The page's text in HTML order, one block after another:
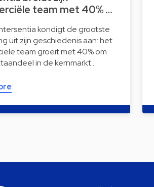
team met 40% …
kondigt de grootste
uit zijn geschiedenis aan: het
team groeit met 40% om
in de kernmarkt…